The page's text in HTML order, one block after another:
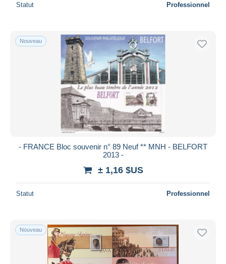
Statut Professionnel
Nouveau
- FRANCE Bloc souvenir n° 89 Neuf ** MNH - BELFORT
2013 -
± 1,16 $US
Statut Professionnel
Nouveau